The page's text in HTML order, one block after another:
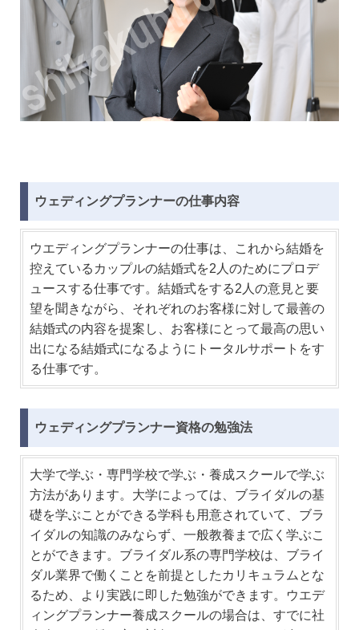
ウェディングプランナーの仕事内容
ウエディングプランナーの仕事は、これから結婚を
控えているカップルの結婚式を2人のためにプロデ
ュースする仕事です。結婚式をする2人の意見と要
望を聞きながら、それぞれのお客様に対して最善の
結婚式の内容を提案し、お客様にとって最高の思い
出になる結婚式になるようにトータルサポートをす
る仕事です。
ウェディングプランナー資格の勉強法
大学で学ぶ・専門学校で学ぶ・養成スクールで学ぶ
方法があります。大学によっては、ブライダルの基
礎を学ぶことができる学科も用意されていて、ブラ
イダルの知識のみならず、一般教養まで広く学ぶこ
とができます。ブライダル系の専門学校は、ブライ
ダル業界で働くことを前提としたカリキュラムとな
るため、より実践に即した勉強ができます。ウエデ
ィングプランナー養成スクールの場合は、すでに社